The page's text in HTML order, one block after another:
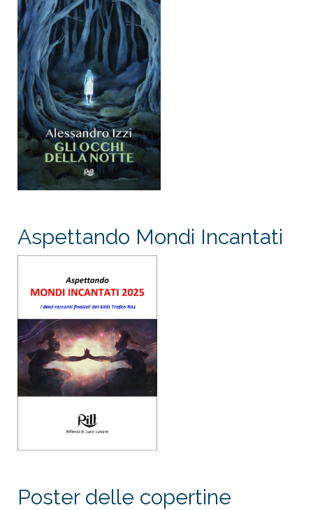
Aspettando Mondi Incantati
Poster delle copertine